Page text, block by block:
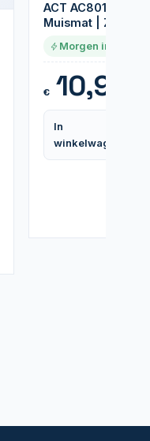
ACT AC8010 |
Muismat | Zwart
Morgen in huis
€10,95
In
winkelwagen